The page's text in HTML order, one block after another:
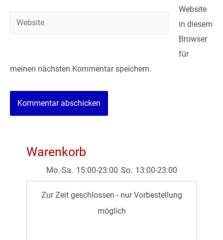
Website
Website
in diesem
Browser
für
meinen nächsten Kommentar speichern.
Warenkorb
Mo.-Sa. 15:00-23:00 So. 13:00-23:00
Zur Zeit geschlossen - nur Vorbestellung
möglich